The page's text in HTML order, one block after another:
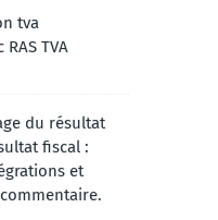
tva
TVA
du résultat
fiscal :
et